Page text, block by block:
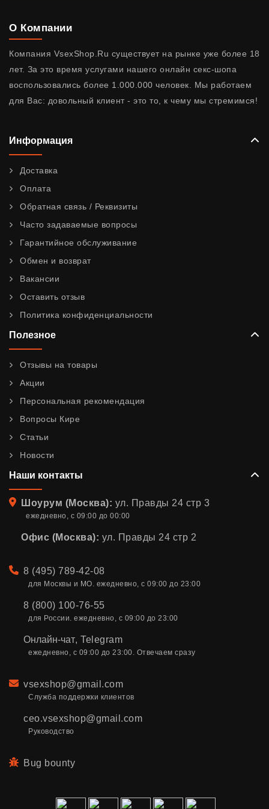
О Компании
Компания VsexShop.Ru существует на рынке уже более 18
лет. За это время услугами нашего онлайн секс-шопа
воспользовались более 1.000.000 человек. Мы работаем
для Вас: довольный клиент - это то, к чему мы стремимся!
Информация
Доставка
Оплата
Обратная связь / Реквизиты
Часто задаваемые вопросы
Гарантийное обслуживание
Обмен и возврат
Вакансии
Оставить отзыв
Политика конфиденциальности
Полезное
Отзывы на товары
Акции
Персональная рекомендация
Вопросы Кире
Статьи
Новости
Наши контакты
Адрес
Шоурум (Москва): ул. Правды 24 стр 3
ежедневно, с 09:00 до 00:00
Офис (Москва): ул. Правды 24 стр 2
Телефон
8 (495) 789-42-08
для Москвы и МО. ежедневно, с 09:00 до 23:00
8 (800) 100-76-55
для России. ежедневно, с 09:00 до 23:00
Онлайн-чат, Telegram
ежедневно, с 09:00 до 23:00. Отвечаем сразу
Email
vsexshop@gmail.com
Служба поддержки клиентов
ceo.vsexshop@gmail.com
Руководство
Bug bounty